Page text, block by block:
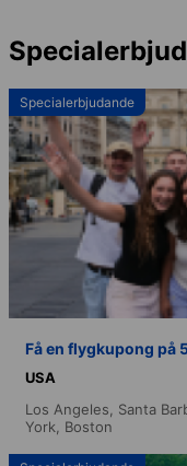
Specialerbjudande
Få en flygkupong på
USA
Los Angeles, Santa
York, Boston